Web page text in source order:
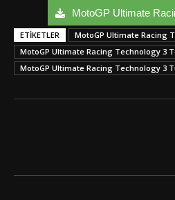
MotoGP Ultimate
ETIKETLER
MotoGP Ultimate Racing
MotoGP Ultimate Racing Technology 3
MotoGP Ultimate Racing Technology 3